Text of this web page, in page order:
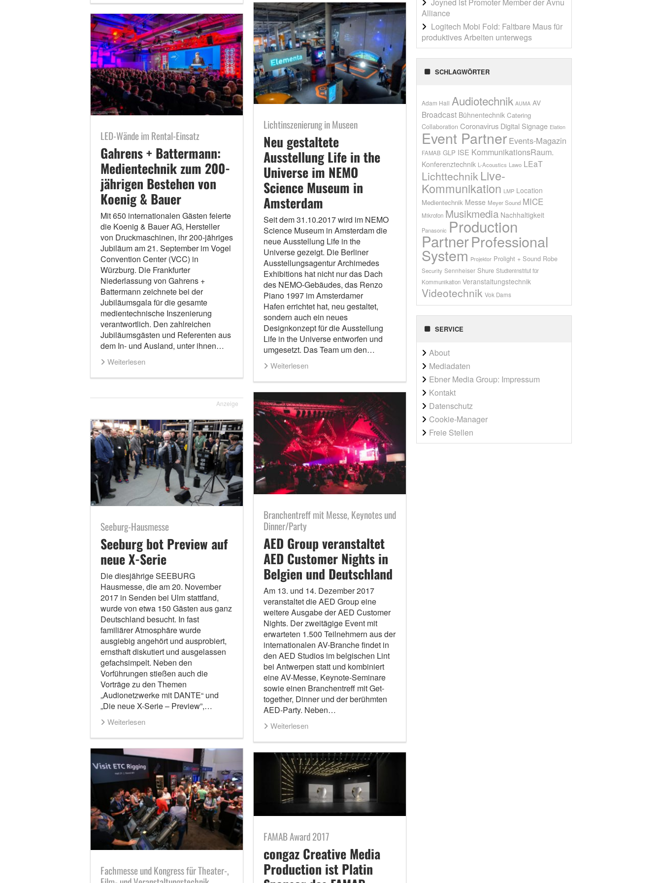
LED-Wände im Rental-Einsatz
Gahrens + Battermann:
Medientechnik zum 200-
jährigen Bestehen von
Koenig & Bauer
Mit 650 internationalen Gästen feierte
die Koenig & Bauer AG, Hersteller
von Druckmaschinen, ihr 200-jähriges
Jubiläum am 21. September im Vogel
Convention Center (VCC) in
Würzburg. Die Frankfurter
Niederlassung von Gahrens +
Battermann zeichnete bei der
Jubiläumsgala für die gesamte
medientechnische Inszenierung
verantwortlich. Den zahlreichen
Jubiläumsgästen und Referenten aus
dem In- und Ausland, unter ihnen…
Weiterlesen
Anzeige
Lichtinszenierung in Museen
Neu gestaltete
Ausstellung Life in the
Universe im NEMO
Science Museum in
Amsterdam
Seit dem 31.10.2017 wird im NEMO
Science Museum in Amsterdam die
neue Ausstellung Life in the
Universe gezeigt. Die Berliner
Ausstellungsagentur Archimedes
Exhibitions hat nicht nur das Dach
des NEMO-Gebäudes, das Renzo
Piano 1997 im Amsterdamer
Hafen errichtet hat, neu gestaltet,
sondern auch ein neues
Designkonzept für die Ausstellung
Life in the Universe entworfen und
umgesetzt. Das Team um den…
Weiterlesen
Seeburg-Hausmesse
Seeburg bot Preview auf
neue X-Serie
Die diesjährige SEEBURG
Hausmesse, die am 20. November
2017 in Senden bei Ulm stattfand,
wurde von etwa 150 Gästen aus ganz
Deutschland besucht. In fast
familiärer Atmosphäre wurde
ausgiebig angehört und ausprobiert,
ernsthaft diskutiert und ausgelassen
gefachsimpelt. Neben den
Vorführungen stießen auch die
Vorträge zu den Themen
„Audionetzwerke mit DANTE“ und
„Die neue X-Serie – Preview”,…
Weiterlesen
Branchentreff mit Messe, Keynotes und
Dinner/Party
AED Group veranstaltet
AED Customer Nights in
Belgien und Deutschland
Am 13. und 14. Dezember 2017
veranstaltet die AED Group eine
weitere Ausgabe der AED Customer
Nights. Der zweitägige Event mit
erwarteten 1.500 Teilnehmern aus der
internationalen AV-Branche findet in
den AED Studios im belgischen Lint
bei Antwerpen statt und kombiniert
eine AV-Messe, Keynote-Seminare
sowie einen Branchentreff mit Get-
together, Dinner und der berühmten
AED-Party. Neben…
Weiterlesen
Fachmesse und Kongress für Theater-,
FAMAB Award 2017
congaz Creative Media
Production ist Platin
Alliance
Logitech Mobi Fold: Faltbare Maus für
produktives Arbeiten unterwegs
SCHLAGWÖRTER
Adam Hall Audiotechnik AUMA AV
Broadcast Bühnentechnik Catering
Collaboration Coronavirus Digital Signage Elation
Event Partner Events-Magazin
FAMAB GLP ISE KommunikationsRaum.
Konferenztechnik L-Acoustics Lawo LEaT
Lichttechnik Live-
Kommunikation LMP Location
Medientechnik Messe Meyer Sound MICE
Mikrofon Musikmedia Nachhaltigkeit
Panasonic Production
PartnerProfessional
System Projektor Prolight + Sound Robe
Security Sennheiser Shure Studieninstitut für
Kommunikation Veranstaltungstechnik
Videotechnik Vok Dams
SERVICE
About
Mediadaten
Ebner Media Group: Impressum
Kontakt
Datenschutz
Cookie-Manager
Freie Stellen